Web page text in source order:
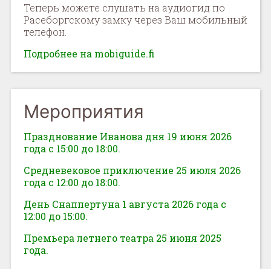
Теперь можете слушать на аудиогид по
Расеборгскому замку через Ваш мобильный
телефон.
Подробнее на mobiguide.fi
Мероприятия
Празднование Иванова дня 19 июня 2026
года с 15:00 до 18:00.
Средневековое приключение 25 июля 2026
года с 12:00 до 18:00.
День Снаппертуна 1 августа 2026 года с
12:00 до 15:00.
Премьера летнего театра 25 июня 2025
года.